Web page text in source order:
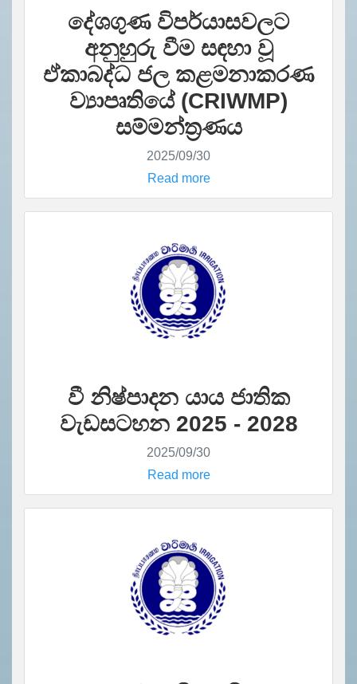
දේශගුණ විපර්යාසවලට
අනුහුරු වීම සඳහා වූ
ඒකාබද්ධ ජල කළමනාකරණ
ව්‍යාපෘතියේ (CRIWMP)
සම්මන්ත්‍රණය
2025/09/30
Read more
වී නිෂ්පාදන යාය ජාතික
වැඩසටහන 2025 - 2028
2025/09/30
Read more